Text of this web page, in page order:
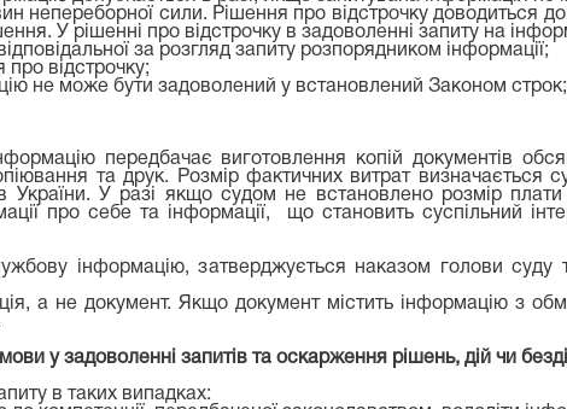
непереборної сили. Рішення про відстрочку доводиться
У рішенні про відстрочку в задоволенні запиту на
за розгляд запиту розпорядником інформації;
відстрочку;
не може бути задоволений у встановлений Законом строк;
передбачає виготовлення копій документів
та друк. Розмір фактичних витрат
України. У разі якщо судом не встановлено розмір
про себе та інформації, що становить суспільний
інформацію, затверджується наказом голови
а не документ. Якщо документ містить інформацію з
у задоволенні запитів та оскарження рішень, дій чи
в таких випадках: